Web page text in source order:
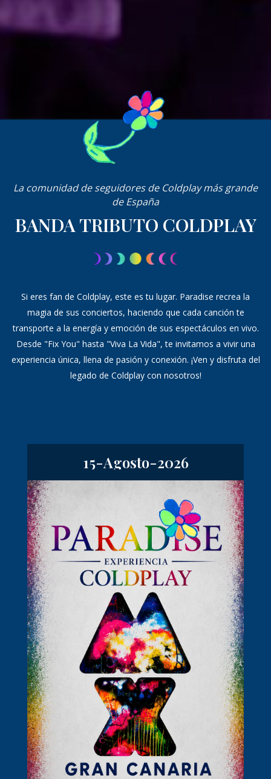
La comunidad de seguidores de Coldplay más grande
de España
BANDA TRIBUTO COLDPLAY
Si eres fan de Coldplay, este es tu lugar. Paradise recrea la
magia de sus conciertos, haciendo que cada canción te
transporte a la energía y emoción de sus espectáculos en vivo.
Desde "Fix You" hasta "Viva La Vida", te invitamos a vivir una
experiencia única, llena de pasión y conexión. ¡Ven y disfruta del
legado de Coldplay con nosotros!
15-Agosto-2026